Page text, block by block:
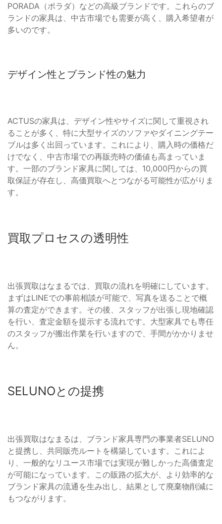
PORADA（ポラダ）などの高級ブランドです。これらのブ
ランドの家具は、中古市場でも需要が高く、購入希望者が
多いのです。
デザイン性とブランド性の魅力
ACTUSの家具は、デザイン性やサイズに関して重視され
ることが多く、特に大型サイズのソファやダイニングテー
ブルは多く出回っています。これにより、購入時の価格だ
けでなく、中古市場での再販売時の価値も高まっていま
す。一部のブランド家具に関しては、10,000円からの買
取保証が存在し、高価買取へとつながる可能性が広がりま
す。
買取プロセスの透明性
出張買取はなまるでは、買取の流れを明確にしています。
まずはLINEでの事前相談が可能で、写真を送ることで概
算の査定ができます。その後、スタッフが出張し現地確認
を行い、査定金額を提示する流れです。大型家具でも専任
のスタッフが搬出作業を行いますので、手間がかかりませ
ん。
SELUNOとの提携
出張買取はなまるは、ブランド家具専門の事業者SELUNO
と提携し、共同販売ルートを構築しています。これによ
り、一般的なリユース市場では実現が難しかった高価査定
が可能になっています。この販路の拡大が、より効率的な
ブランド家具の流通を生み出し、結果として廃棄物削減に
もつながります。